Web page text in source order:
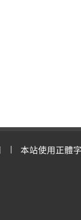
本站使用正體